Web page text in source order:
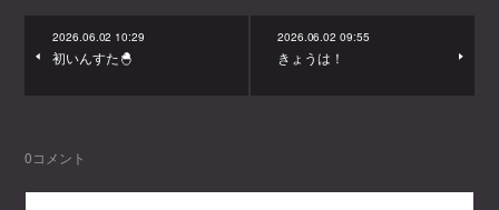
2026.06.02 10:29
初いんすた🐣
2026.06.02 09:55
きょうは！
0コメント